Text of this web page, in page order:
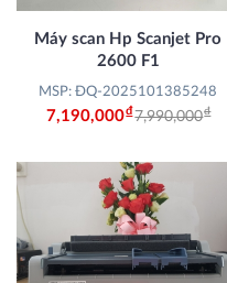
Máy scan Hp Scanjet Pro
2600 F1
MSP: ĐQ-2025101385248
7,190,000Đ7,990,000Đ